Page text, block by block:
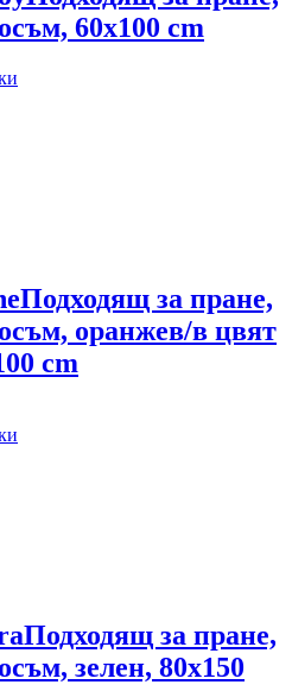
60x100 cm
Подходящ за пране,
оранжев/в цвят
cm
Подходящ за пране,
зелен, 80x150